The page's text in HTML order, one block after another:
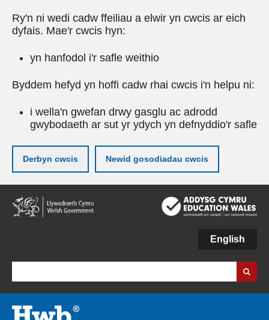
Ry'n ni wedi cadw ffeiliau a elwir yn cwcis ar eich
dyfais. Mae'r cwcis hyn:
yn hanfodol i'r safle weithio
Byddem hefyd yn hoffi cadw rhai cwcis i'n helpu ni:
i wella'n gwefan drwy gasglu ac adrodd
gwybodaeth ar sut yr ydych yn defnyddio'r safle
Derbyn cwcis Newid gosodiadau cwcis
Neidio
i'r
prif
English